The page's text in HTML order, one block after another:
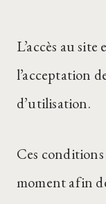
L’accès au
l’acceptation
d’utilisation.
Ces
moment afin